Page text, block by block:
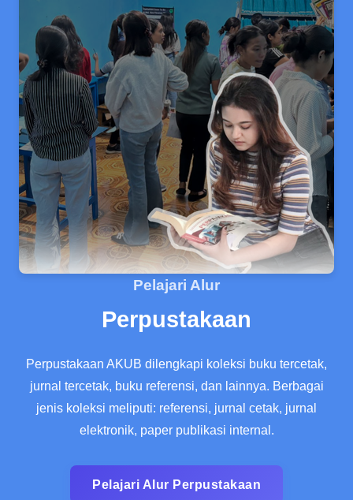
Pelajari Alur
Perpustakaan
Perpustakaan AKUB dilengkapi koleksi buku tercetak,
jurnal tercetak, buku referensi, dan lainnya. Berbagai
jenis koleksi meliputi: referensi, jurnal cetak, jurnal
elektronik, paper publikasi internal.
Pelajari Alur Perpustakaan